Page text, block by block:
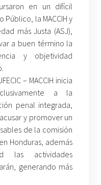
en un difícil
la MACCIH y
más Justa (ASJ),
a buen término la
y objetividad
– MACCIH inicia
a la
penal integrada,
y promover un
de la comisión
Honduras, además
las actividades
generando más